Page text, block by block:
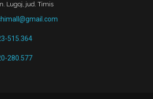
Lugoj, jud. Timis
515.364
280.577